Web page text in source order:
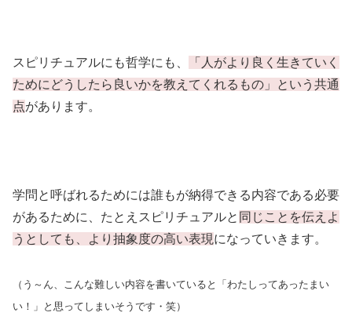
スピリチュアルにも哲学にも、
「人がより良く生きていく
ためにどうしたら良いかを教えてくれるもの」という共通
点があります。
学問と呼ばれるためには誰もが納得できる内容である必要
があるために、たとえスピリチュアルと 同じことを伝えよ
うとしても、より抽象度の高い表現になっていきます。
（う～ん、こんな難しい内容を書いていると「わたしってあったまい
い！」と思ってしまいそうです・笑）